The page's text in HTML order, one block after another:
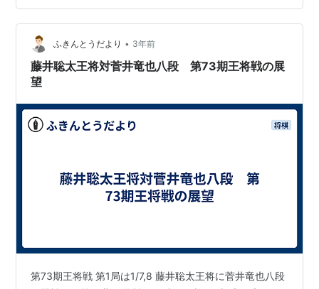
pic.twitter.com/cYYnJTTiQd — ひろゑ (@hiroe_kote)
January 6, 2024 その菅井八段は 「大勢の将棋ファンの
方がいらっしゃっていて、しゃべることを忘れてしまい
ました・・・厳しい戦…
ふきんとうだより • 3年前
藤井聡太王将対菅井竜也八段 第73期王将戦の展
望
第73期王将戦 第1局は1/7,8 藤井聡太王将に菅井竜也八段